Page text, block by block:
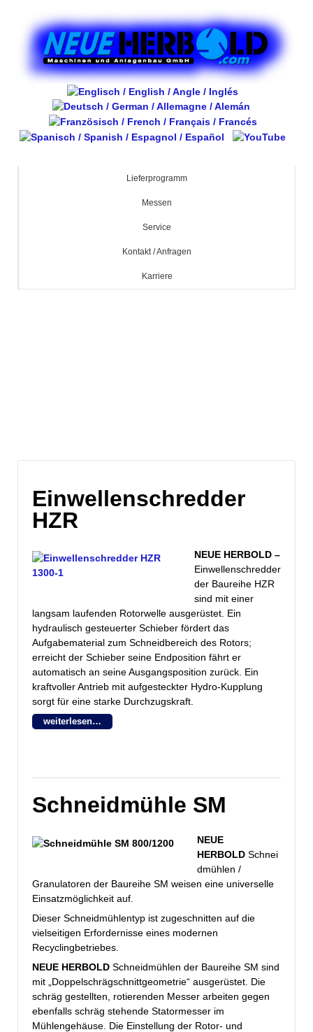
Lieferprogramm
Messen
Service
Kontakt / Anfragen
Karriere
Einwellenschredder
HZR
NEUE HERBOLD –
Einwellenschredder
der Baureihe HZR
sind mit einer
langsam laufenden Rotorwelle ausgerüstet. Ein
hydraulisch gesteuerter Schieber fördert das
Aufgabematerial zum Schneidbereich des Rotors;
erreicht der Schieber seine Endposition fährt er
automatisch an seine Ausgangsposition zurück. Ein
kraftvoller Antrieb mit aufgesteckter Hydro-Kupplung
sorgt für eine starke Durchzugskraft.
weiterlesen…
Schneidmühle SM
NEUE
HERBOLD Schnei
dmühlen /
Granulatoren der Baureihe SM weisen eine universelle
Einsatzmöglichkeit auf.
Dieser Schneidmühlentyp ist zugeschnitten auf die
vielseitigen Erfordernisse eines modernen
Recyclingbetriebes.
NEUE HERBOLD Schneidmühlen der Baureihe SM sind
mit „Doppelschrägschnittgeometrie“ ausgerüstet. Die
schräg gestellten, rotierenden Messer arbeiten gegen
ebenfalls schräg stehende Statormesser im
Mühlengehäuse. Die Einstellung der Rotor- und